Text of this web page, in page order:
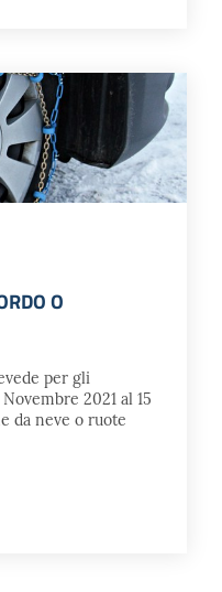
O
per gli
2021 al 15
da neve o ruote